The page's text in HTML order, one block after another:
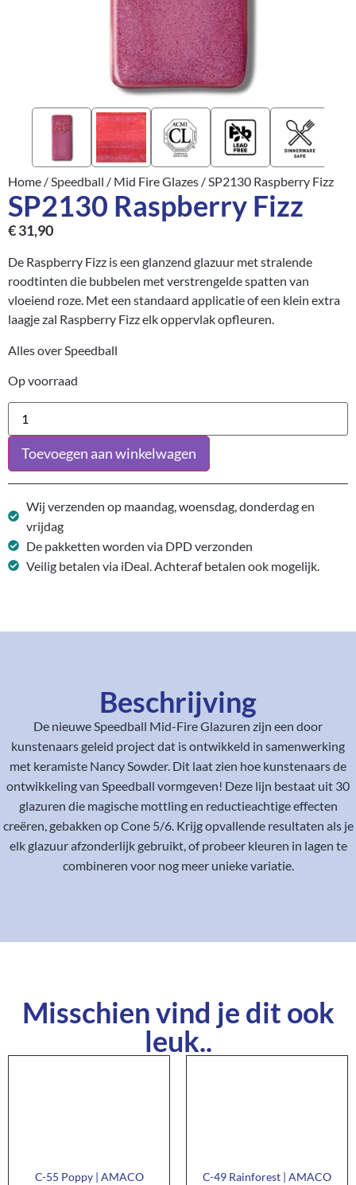
Home /Speedball / Mid Fire Glazes / SP2130 Raspberry Fizz
SP2130 Raspberry Fizz
€31,90
De Raspberry Fizz is een glanzend glazuur met stralende
roodtinten die bubbelen met verstrengelde spatten van
vloeiend roze. Met een standaard applicatie of een klein extra
laagje zal Raspberry Fizz elk oppervlak opfleuren.
Alles over Speedball
Op voorraad
Toevoegen aan winkelwagen
Wij verzenden op maandag, woensdag, donderdag en
vrijdag
De pakketten worden via DPD verzonden
Veilig betalen via iDeal. Achteraf betalen ook mogelijk.
Beschrijving
De nieuwe Speedball Mid-Fire Glazuren zijn een door
kunstenaars geleid project dat is ontwikkeld in samenwerking
met keramiste Nancy Sowder. Dit laat zien hoe kunstenaars de
ontwikkeling van Speedball vormgeven! Deze lijn bestaat uit 30
glazuren die magische mottling en reductieachtige effecten
creëren, gebakken op Cone 5/6. Krijg opvallende resultaten als je
elk glazuur afzonderlijk gebruikt, of probeer kleuren in lagen te
combineren voor nog meer unieke variatie.
Misschien vind je dit ook
leuk..
C-55 Poppy | AMACO C-49 Rainforest | AMACO